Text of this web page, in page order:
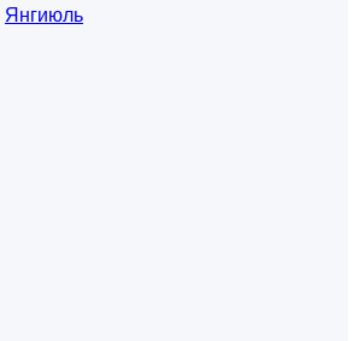
Янгиюль